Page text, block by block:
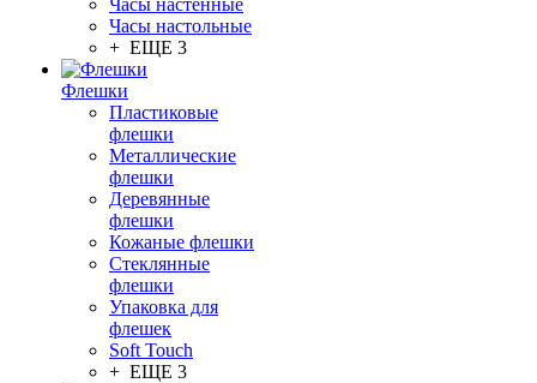
Часы настенные
Часы настольные
+ ЕЩЕ 3
Флешки
Пластиковые
флешки
Металлические
флешки
Деревянные
флешки
Кожаные флешки
Стеклянные
флешки
Упаковка для
флешек
Soft Touch
+ ЕЩЕ 3